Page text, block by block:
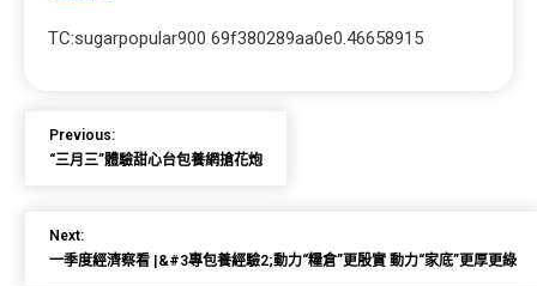
TC:sugarpopular900 69f380289aa0e0.46658915
Previous:
“三月三”體驗甜心台包養網搶花炮
Next:
一季度經濟察看 |&#3專包養經驗2;動力“糧倉”更殷實 動力“家底”更厚更綠